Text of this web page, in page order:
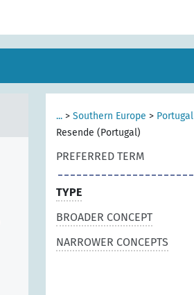
... > Southern Europe > Portugal
Resende (Portugal)
PREFERRED TERM
TYPE
BROADER CONCEPT
NARROWER CONCEPTS